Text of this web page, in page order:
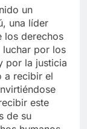
un
una líder
los derechos
luchar por los
por la justicia
a recibir el
este
de su